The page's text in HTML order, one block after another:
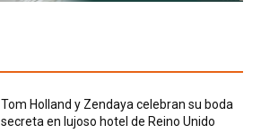
Tom Holland y Zendaya celebran su boda
secreta en lujoso hotel de Reino Unido